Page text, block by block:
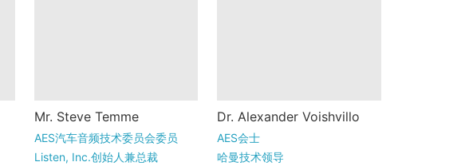
Inc. 的创始人兼总裁，该
公司是 SoundCheck 音频
测试系统的开发方。30 多
Mr. Steve Temme
AES汽车音频技术委员会委员
Listen, Inc.创始人兼总裁
罗斯圣彼得堡出生和长
大，毕业于国立电信大
学。他曾在波波夫无线电
Dr. Alexander Voishvillo
AES会士
哈曼技术领导